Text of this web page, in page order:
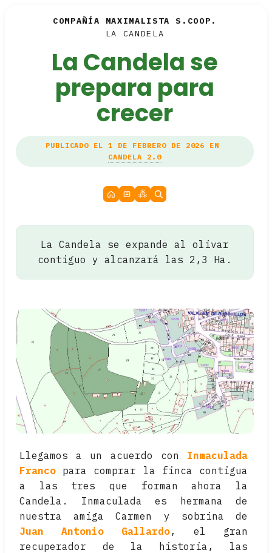
COMPAÑÍA MAXIMALISTA S.COOP.
LA CANDELA
La Candela se
prepara para
crecer
PUBLICADO EL 1 DE FEBRERO DE 2026 EN
CANDELA 2.0
La Candela se expande al olivar
contiguo y alcanzará las 2,3 Ha.
Llegamos a un acuerdo con Inmaculada
Franco para comprar la finca contigua
a las tres que forman ahora la
Candela. Inmaculada es hermana de
nuestra amiga Carmen y sobrina de
Juan Antonio Gallardo, el gran
recuperador de la historia, las